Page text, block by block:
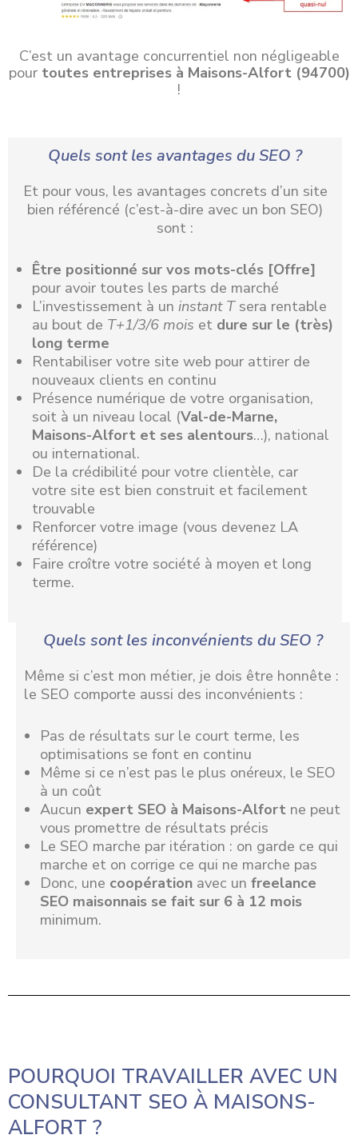
C’est un avantage concurrentiel non négligeable
pour toutes entreprises à Maisons-Alfort (94700)
!
Quels sont les avantages du SEO ?
Et pour vous, les avantages concrets d’un site
bien référencé (c’est-à-dire avec un bon SEO)
sont :
Être positionné sur vos mots-clés [Offre]
pour avoir toutes les parts de marché
L’investissement à un instant Tsera rentable
au bout de T+1/3/6 mois et dure sur le (très)
long terme
Rentabiliser votre site web pour attirer de
nouveaux clients en continu
Présence numérique de votre organisation,
soit à un niveau local (Val-de-Marne,
Maisons-Alfort et ses alentours…), national
ou international.
De la crédibilité pour votre clientèle, car
votre site est bien construit et facilement
trouvable
Renforcer votre image (vous devenez LA
référence)
Faire croître votre société à moyen et long
terme.
Quels sont les inconvénients du SEO ?
Même si c’est mon métier, je dois être honnête :
le SEO comporte aussi des inconvénients :
Pas de résultats sur le court terme, les
optimisations se font en continu
Même si ce n’est pas le plus onéreux, le SEO
à un coût
Aucun expert SEO à Maisons-Alfort ne peut
vous promettre de résultats précis
Le SEO marche par itération : on garde ce qui
marche et on corrige ce qui ne marche pas
Donc, une coopération avec un freelance
SEO maisonnais se fait sur 6 à 12 mois
minimum.
POURQUOI TRAVAILLER AVEC UN
CONSULTANT SEO À MAISONS-
ALFORT ?